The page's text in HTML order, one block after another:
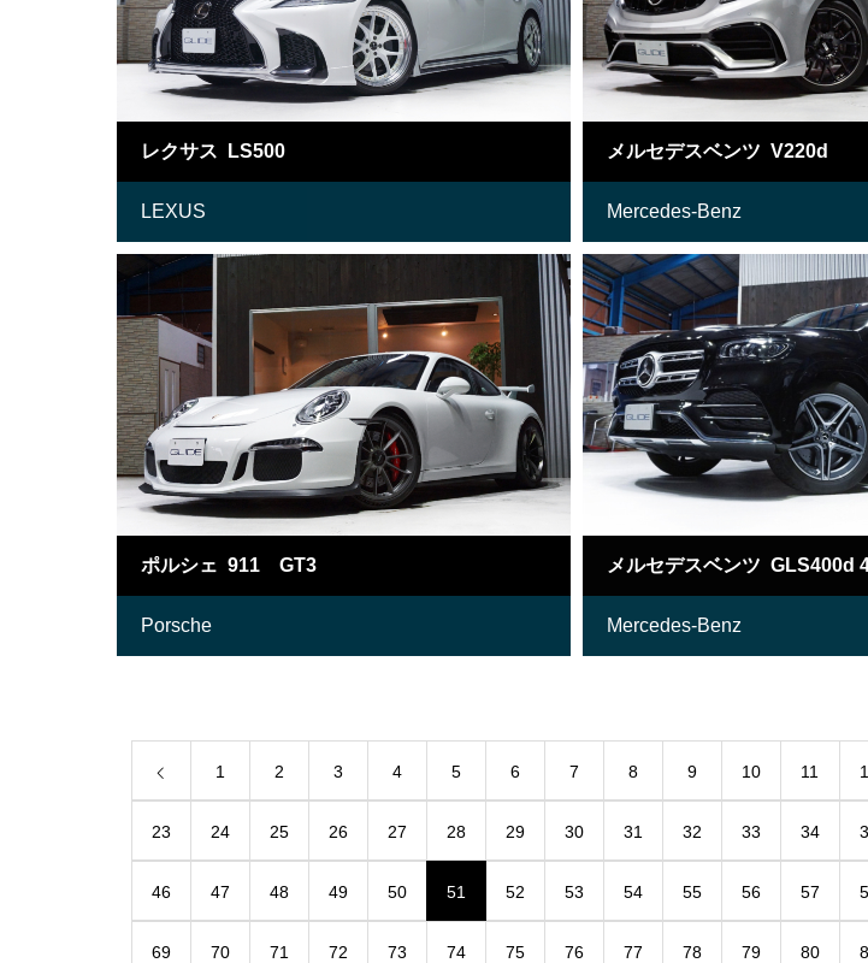
レクサス LS500
LEXUS
メルセデスベンツ V220d
Mercedes-Benz
ポルシェ 911 GT3
Porsche Mercedes-Benz
1 2 3 4 5 6 7 8 9 10 11
23 24 25 26 27 28 29 30 31 32 33 34
46 47 48 49 50 51 52 53 54 55 56 57
69 70 71 72 73 74 75 76 77 78 79 80